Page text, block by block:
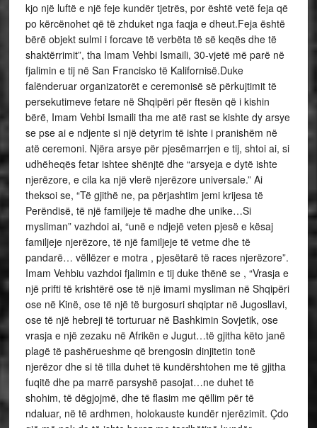
kjo një luftë e një feje kundër tjetrës, por është vetë feja që
po kërcënohet që të zhduket nga faqja e dheut.Feja është
bërë objekt sulmi i forcave të verbëta të së keqës dhe të
shaktërrimit”, tha Imam Vehbi Ismaili, 30-vjetë më parë në
fjalimin e tij në San Francisko të Kalifornisë.Duke
falënderuar organizatorët e ceremonisë së përkujtimit të
persekutimeve fetare në Shqipëri për ftesën që i kishin
bërë, Imam Vehbi Ismaili tha me atë rast se kishte dy arsye
se pse ai e ndjente si një detyrim të ishte i pranishëm në
atë ceremoni. Njëra arsye për pjesëmarrjen e tij, shtoi ai, si
udhëheqës fetar ishtee shënjtë dhe “arsyeja e dytë ishte
njerëzore, e cila ka një vlerë njerëzore universale.” Ai
theksoi se, “Të gjithë ne, pa përjashtim jemi krijesa të
Perëndisë, të një familjeje të madhe dhe unike…Si
mysliman” vazhdoi ai, “unë e ndjejë veten pjesë e kësaj
familjeje njerëzore, të një familjeje të vetme dhe të
pandarë… vëllëzer e motra , pjesëtarë të races njerëzore”.
Imam Vehbiu vazhdoi fjalimin e tij duke thënë se , “Vrasja e
një prifti të krishtërë ose të një imami mysliman në Shqipëri
ose në Kinë, ose të një të burgosuri shqiptar në Jugosllavi,
ose të një hebreji të torturuar në Bashkimin Sovjetik, ose
vrasja e një zezaku në Afrikën e Jugut…të gjitha këto janë
plagë të pashërueshme që brengosin dinjitetin tonë
njerëzor dhe si të tilla duhet të kundërshtohen me të gjitha
fuqitë dhe pa marrë parsyshë pasojat…ne duhet të
shohim, të dëgjojmë, dhe të flasim me qëllim për të
ndaluar, në të ardhmen, holokauste kundër njerëzimit. Çdo